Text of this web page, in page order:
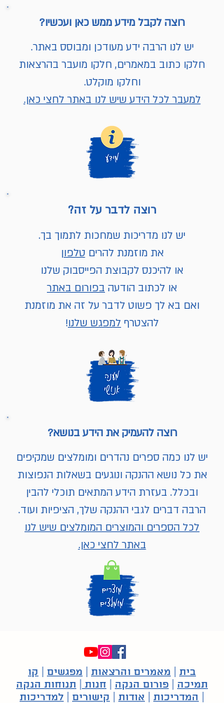
רוצה לקבל מידע ממש כאן ועכשיו?
יש לנו הרבה ידע מעודכן ומבוסס באתר.
חלקו כתוב במאמרים, חלקו מועבר בהרצאות
וחלקו מוקלט.
למעבר לכל הידע שיש לנו באתר לחצי כאן.
רוצה לדבר על זה?
יש לנו מדריכות שמחכות לתמוך בך.
את מוזמנת להרים טלפון
או להיכנס לקבוצת הפייסבוק שלנו
או לכתוב הודעה בפורום באתר
ואם בא לך פשוט לדבר על זה את מוזמנת
להצטרף למפגש שלנו!
רוצה להעמיק את הידע בנושא?
יש לנו כמה ספרים נהדרים ומומלצים שמקיפים
את כל נושא ההנקה ונוגעים בשאלות הנפוצות
ובכלל. בעזרת הידע המתאים תוכלי להבין
הרבה דברים לגבי ההנקה שלך, הציפיות ועוד.
לכל הספרים והמוצרים המומלצים שיש לנו
באתר לחצי כאן.
בית מאמרים והרצאות מפגשים
קו
תמיכה
פורום הנקה חנות
תנוחות הנקה
המדריכות אודות קישורים למדריכות